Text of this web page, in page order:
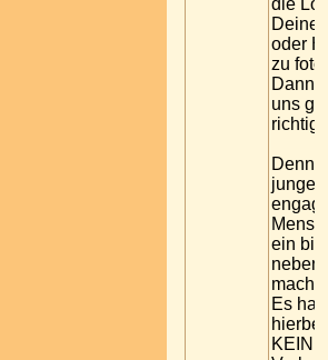
die
oder
zu
Dann
uns
richtig!
Denn
junge,
ein
Es
hierbei
KEINE